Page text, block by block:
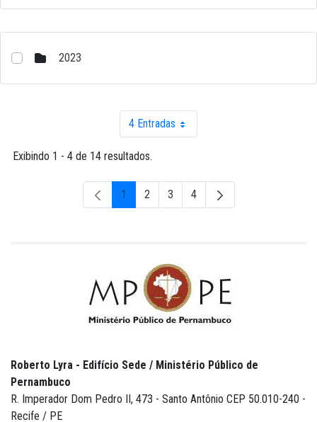
2023
4 EntradasPor página
Exibindo 1 - 4 de 14 resultados.
Página
1 Página
2 Página
3 Página
4
Roberto Lyra - Edifício Sede / Ministério Público de
Pernambuco
R. Imperador Dom Pedro II, 473 - Santo Antônio CEP 50.010-240 -
Recife / PE